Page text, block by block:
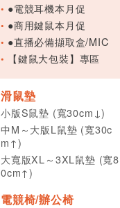
●電競耳機本月促
●商用鍵鼠本月促
●直播必備擷取盒/MIC
【鍵鼠大包裝】專區
滑鼠墊
小版S鼠墊 (寬30cm↓)
中M～大版L鼠墊 (寬30c
m↑)
大寬版XL～3XL鼠墊 (寬8
0cm↑)
電競椅/辦公椅